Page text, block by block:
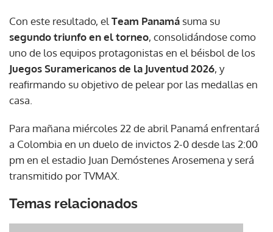
Con este resultado, el Team Panamá suma su
segundo triunfo en el torneo, consolidándose como
uno de los equipos protagonistas en el béisbol de los
Juegos Suramericanos de la Juventud 2026, y
reafirmando su objetivo de pelear por las medallas en
casa.
Para mañana miércoles 22 de abril Panamá enfrentará
a Colombia en un duelo de invictos 2-0 desde las 2:00
pm en el estadio Juan Demóstenes Arosemena y será
transmitido por TVMAX.
Temas relacionados